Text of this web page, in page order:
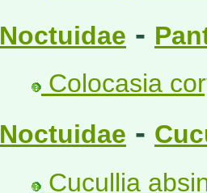
Noctuidae -
Colocasia
Noctuidae -
Cucullia